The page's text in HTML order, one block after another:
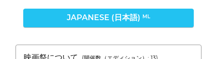
JAPANESE (日本語) ML